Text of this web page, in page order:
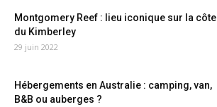
Montgomery Reef : lieu iconique sur la côte
du Kimberley
29 juin 2022
Hébergements en Australie : camping, van,
B&B ou auberges ?